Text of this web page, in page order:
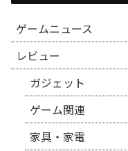
ゲームニュース
レビュー
ガジェット
ゲーム関連
家具・家電